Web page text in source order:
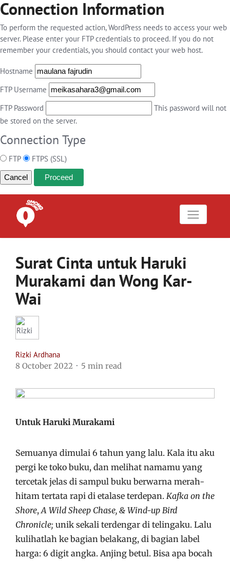
Connection Information
To perform the requested action, WordPress needs to access your web
server. Please enter your FTP credentials to proceed. If you do not
remember your credentials, you should contact your web host.
Hostname
FTP Username
FTP Password
This password will not
be stored on the server.
Connection Type
FTP FTPS (SSL)
Cancel
Surat Cinta untuk Haruki
Murakami dan Wong Kar-
Wai
Rizki Ardhana
8 October 2022
5 min read
Untuk Haruki Murakami
Semuanya dimulai 6 tahun yang lalu. Kala itu aku
pergi ke toko buku, dan melihat namamu yang
tercetak jelas di sampul buku berwarna merah-
hitam tertata rapi di etalase terdepan. Kafka on the
Shore,A Wild Sheep Chase, & Wind-up Bird
Chronicle; unik sekali terdengar di telingaku. Lalu
kulihatlah ke bagian belakang, di bagian label
harga: 6 digit angka. Anjing betul. Bisa apa bocah